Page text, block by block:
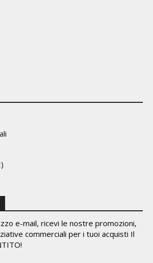
e-mail, ricevi le nostre promozioni,
commerciali per i tuoi acquisti Il